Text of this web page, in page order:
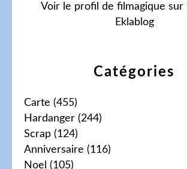
Catégories
Carte (455)
Hardanger (244)
Scrap (124)
Anniversaire (116)
Noel (105)
Voir le profil de filmagique sur
Eklablog